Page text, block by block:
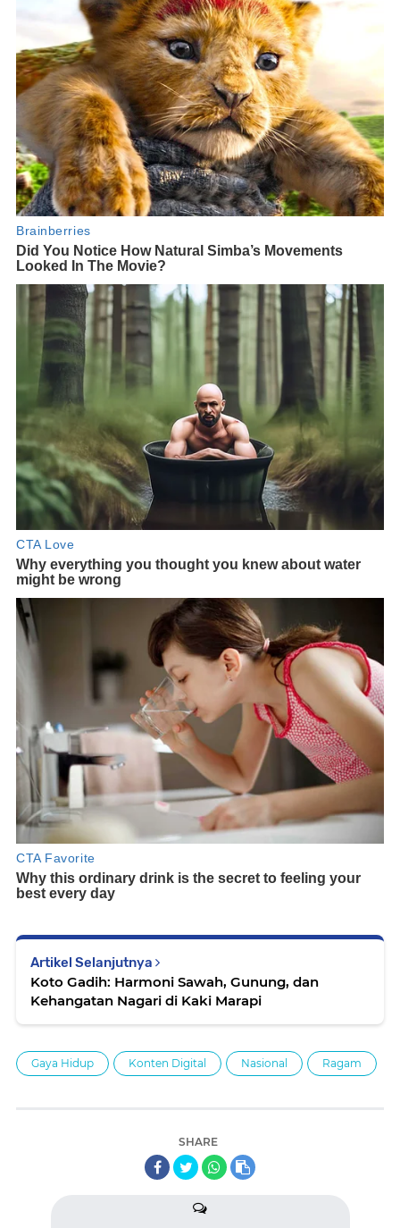
Artikel Selanjutnya
Koto Gadih: Harmoni Sawah, Gunung, dan
Kehangatan Nagari di Kaki Marapi
Gaya Hidup Konten Digital Nasional Ragam
SHARE